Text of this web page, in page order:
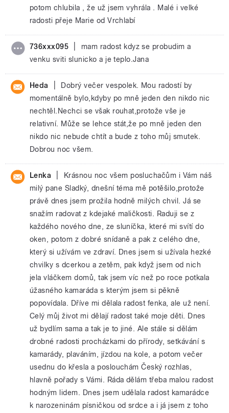
potom chlubila , že už jsem vyhrála . Malé i velké
radosti přeje Marie od Vrchlabí
736xxx095
mam radost kdyz se probudim a
venku sviti slunicko a je teplo.Jana
Heda
Dobrý večer vespolek. Mou radostí by
momentálně bylo,kdyby po mně jeden den nikdo nic
nechtěl.Nechci se však rouhat,protože vše je
relativní. Může se lehce stát,že po mně jeden den
nikdo nic nebude chtít a bude z toho můj smutek.
Dobrou noc všem.
Lenka
Krásnou noc všem posluchačům i Vám náš
milý pane Sladký, dnešní téma mě potěšilo,protože
právě dnes jsem prožila hodně milých chvil. Já se
snažím radovat z kdejaké maličkosti. Raduji se z
každého nového dne, ze sluníčka, které mi svítí do
oken, potom z dobré snídaně a pak z celého dne,
který si užívám ve zdraví. Dnes jsem si užívala hezké
chvilky s dcerkou a zetěm, pak když jsem od nich
jela vláčkem domů, tak jsem víc než po roce potkala
úžasného kamaráda s kterým jsem si pěkně
popovídala. Dříve mi dělala radost fenka, ale už není.
Celý můj život mi dělají radost také moje děti. Dnes
už bydlím sama a tak je to jiné. Ale stále si dělám
drobné radosti procházkami do přírody, setkávání s
kamarády, plaváním, jízdou na kole, a potom večer
usednu do křesla a poslouchám Český rozhlas,
hlavně pořady s Vámi. Ráda dělám třeba malou radost
hodným lidem. Dnes jsem udělala radost kamarádce
k narozeninám písničkou od srdce a i já jsem z toho